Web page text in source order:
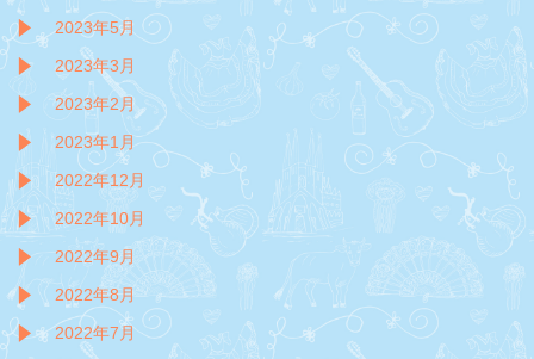
2023年5月
2023年3月
2023年2月
2023年1月
2022年12月
2022年10月
2022年9月
2022年8月
2022年7月